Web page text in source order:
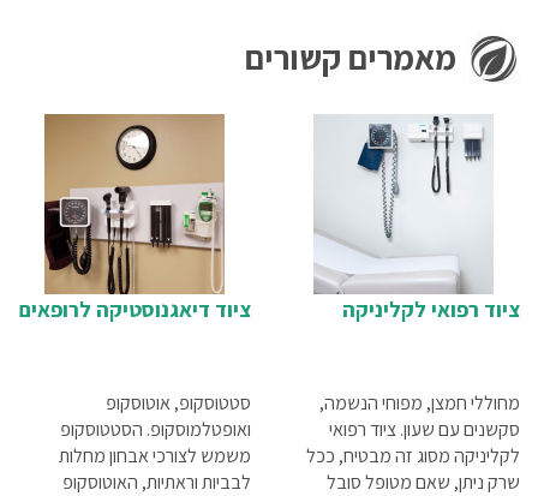
מאמרים קשורים
ציוד רפואי לקליניקה
מחוללי חמצן, מפוחי הנשמה,
סקשנים עם שעון. ציוד רפואי
לקליניקה מסוג זה מבטיח, ככל
שרק ניתן, שאם מטופל סובל
ציוד דיאגנוסטיקה לרופאים
סטטוסקופ, אוטוסקופ
ואופטלמוסקופ. הסטטוסקופ
משמש לצורכי אבחון מחלות
לבביות וראתיות, האוטוסקופ